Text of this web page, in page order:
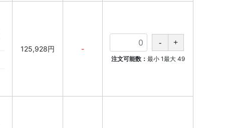
125,928円 -
注文可能数： 最小 1最大 49